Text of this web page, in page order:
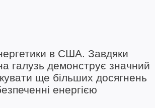
в США. Завдяки
галузь демонструє значний
ще більших досягнень
енергією